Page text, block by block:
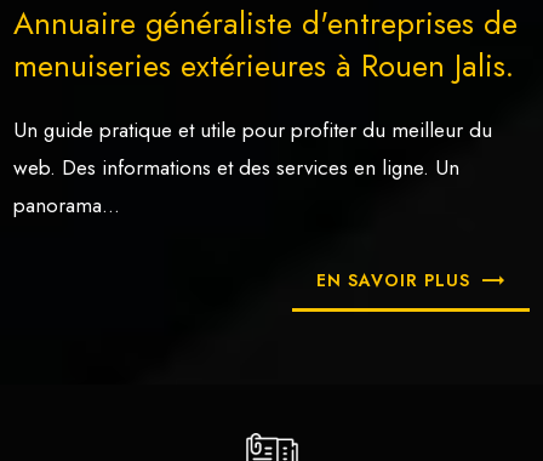
Annuaire généraliste d'entreprises de
menuiseries extérieures à Rouen Jalis.
Un guide pratique et utile pour profiter du meilleur du
web. Des informations et des services en ligne. Un
panorama...
EN SAVOIR PLUS